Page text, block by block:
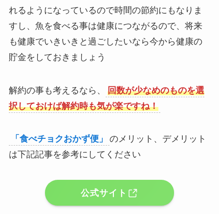
れるようになっているので時間の節約にもなりま
すし、魚を食べる事は健康につながるので、将来
も健康でいきいきと過ごしたいなら今から健康の
貯金をしておきましょう
解約の事も考えるなら、
回数が少なめのものを選
択しておけば解約時も気が楽ですね！
「食べチョクおかず便」
のメリット、デメリット
は下記記事を参考にしてください
公式サイト